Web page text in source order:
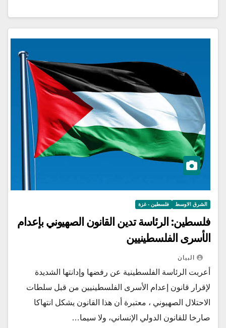
الشرق الاوسط فلسطين - غزة
فلسطين: الرئاسة تدين القانون الصهيوني بإعدام
الأسرى الفلسطينيين
البيان
أعربت الرئاسة الفلسطينية عن رفضها وإدانتها الشديدة
لإقرار قانون إعدام الأسرى الفلسطينيين من قبل سلطات
الاحتلال الصهيوني ، معتبرة أن هذا القانون يشكل انتهاكا
صارخا للقانون الدولي الإنساني، ولا سيما…